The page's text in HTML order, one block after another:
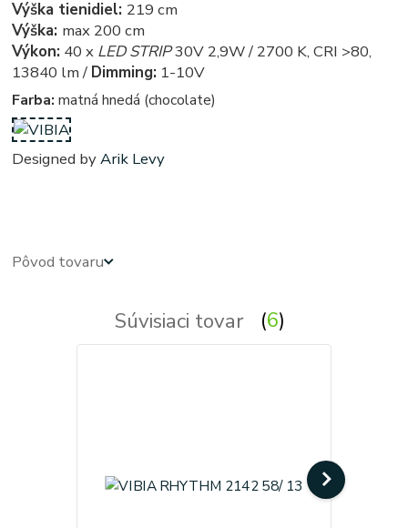
Výška tienidiel: 219 cm
Výška: max 200 cm
Výkon: 40 x LED STRIP30V 2,9W / 2700 K, CRI >80,
13840 lm / Dimming: 1-10V
Farba: matná hnedá (chocolate)
Designed byArik Levy
Pôvod tovaru
Súvisiaci tovar 6